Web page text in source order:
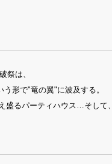
祭は、
形で"竜の翼"に波及する。
るパーティハウス…そして